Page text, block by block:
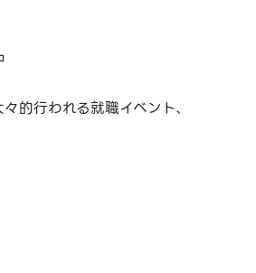
的行われる就職イベント、